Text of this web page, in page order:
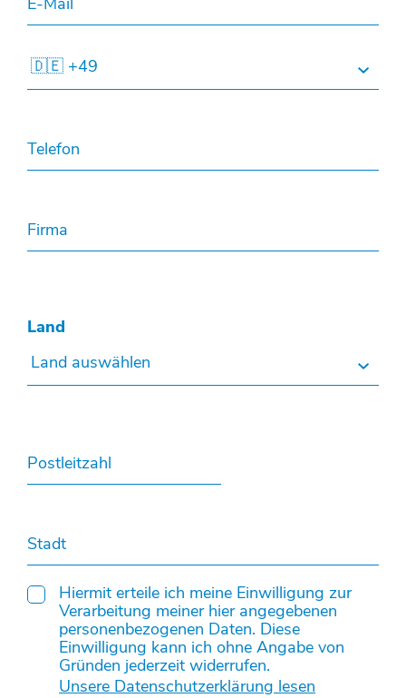
🇩🇪 +49
Telefon
Firma
Land
Land auswählen
Postleitzahl
Stadt
Hiermit erteile ich meine Einwilligung zur
Verarbeitung meiner hier angegebenen
personenbezogenen Daten. Diese
Einwilligung kann ich ohne Angabe von
Gründen jederzeit widerrufen.
Unsere Datenschutzerklärung lesen